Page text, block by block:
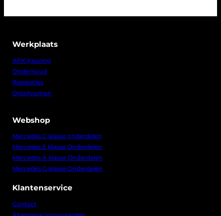
Werkplaats
APK Keuring
Onderhoud
Reparaties
Ontchromen
Webshop
Mercedes C klasse onderdelen
Mercedes E klasse Onderdelen
Mercedes A klasse Onderdelen
Mercedes G klasse Onderdelen
Klantenservice
Contact